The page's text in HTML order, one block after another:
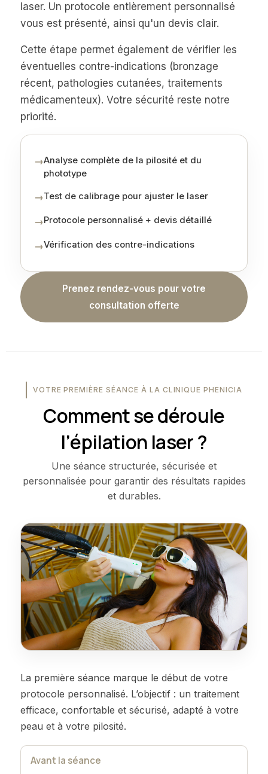
laser. Un protocole entièrement personnalisé
vous est présenté, ainsi qu'un devis clair.
Cette étape permet également de vérifier les
éventuelles contre-indications (bronzage
récent, pathologies cutanées, traitements
médicamenteux). Votre sécurité reste notre
priorité.
→Analyse complète de la pilosité et du
phototype
→Test de calibrage pour ajuster le laser
→ Protocole personnalisé + devis détaillé
→Vérification des contre-indications
Prenez rendez-vous pour votre
consultation offerte
VOTRE PREMIÈRE SÉANCE À LA CLINIQUE PHENICIA
Comment se déroule
l’épilation laser ?
Une séance structurée, sécurisée et
personnalisée pour garantir des résultats rapides
et durables.
La première séance marque le début de votre
protocole personnalisé. L’objectif : un traitement
efficace, confortable et sécurisé, adapté à votre
peau et à votre pilosité.
Avant la séance